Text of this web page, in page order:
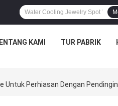
KAMI TUR PABRIK
Untuk Perhiasan Dengan